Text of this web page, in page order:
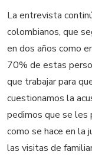
La entrevista
colombianos, que
en dos años como
70% de estas
que trabajar para
cuestionamos la
pedimos que se les
como se hace en la
las visitas de